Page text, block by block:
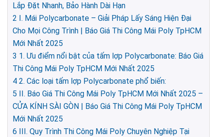
Lắp Đặt Nhanh, Bảo Hành Dài Hạn
2 I. Mái Polycarbonate – Giải Pháp Lấy Sáng Hiện Đại
Cho Mọi Công Trình | Báo Giá Thi Công Mái Poly TpHCM
Mới Nhất 2025
3 1. Ưu điểm nổi bật của tấm lợp Polycarbonate: Báo Giá
Thi Công Mái Poly TpHCM Mới Nhất 2025
4 2. Các loại tấm lợp Polycarbonate phổ biến:
5 II. Báo Giá Thi Công Mái Poly TpHCM Mới Nhất 2025 –
CỬA KÍNH SÀI GÒN | Báo Giá Thi Công Mái Poly TpHCM
Mới Nhất 2025
6 III. Quy Trình Thi Công Mái Poly Chuyên Nghiệp Tại